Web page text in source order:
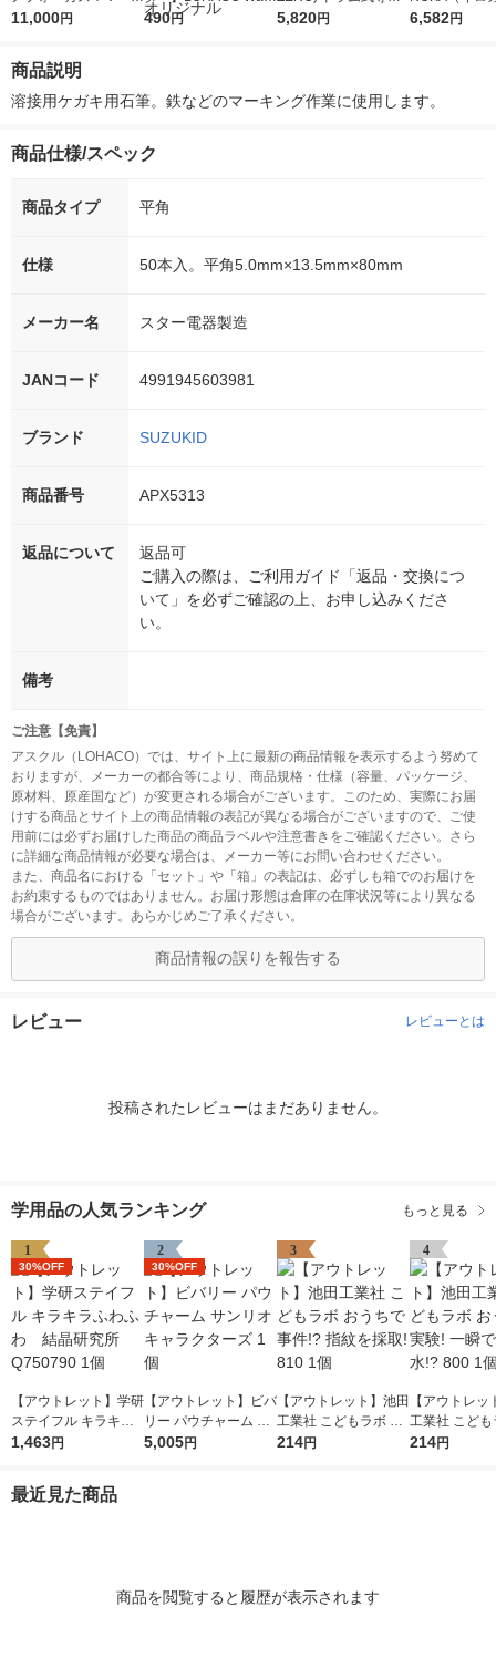
5ｇ 資生堂 おまけ
11,000円
r（ロハコウォータ
490円
詰め替え メガジャン
5,820円
イキッドリリ
6,582円
商品説明
溶接用ケガキ用石筆。鉄などのマーキング作業に使用します。
商品仕様/スペック
商品タイプ 平角
仕様 50本入。平角5.0mm×13.5mm×80mm
メーカー名 スター電器製造
JANコード 4991945603981
ブランド SUZUKID
商品番号 APX5313
返品について
返品可
ご購入の際は、ご利用ガイド「返品・交換につ
いて」を必ずご確認の上、お申し込みくださ
い。
備考
ご注意【免責】
アスクル（LOHACO）では、サイト上に最新の商品情報を表示するよう努めて
おりますが、メーカーの都合等により、商品規格・仕様（容量、パッケージ、
原材料、原産国など）が変更される場合がございます。このため、実際にお届
けする商品とサイト上の商品情報の表記が異なる場合がございますので、ご使
用前には必ずお届けした商品の商品ラベルや注意書きをご確認ください。さら
に詳細な商品情報が必要な場合は、メーカー等にお問い合わせください。
また、商品名における「セット」や「箱」の表記は、必ずしも箱でのお届けを
お約束するものではありません。お届け形態は倉庫の在庫状況等により異なる
場合がございます。あらかじめご了承ください。
商品情報の誤りを報告する
レビュー レビューとは
投稿されたレビューはまだありません。
学用品の人気ランキング もっと見る
1
30%OFF
【アウトレット】学研
ステイフル キラキラ
ふわふわ 結晶研究所
1,463円
2
30%OFF
【アウトレット】ビバ
リー パウチャーム サ
ンリオキャラクターズ
5,005円
3
【アウトレット】池田
工業社 こどもラボ お
うちで事件!? 指紋を
214円
4
【アウトレッ
工業社 こども
うちで実験!
214円
最近見た商品
商品を閲覧すると履歴が表示されます